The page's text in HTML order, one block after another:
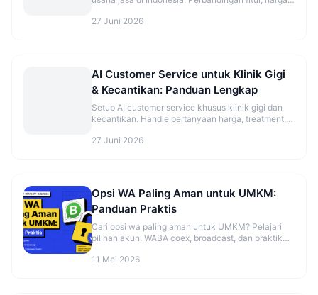
27 Juni 2026
AI Customer Service untuk Klinik Gigi
& Kecantikan: Panduan Lengkap
Setup AI customer service khusus klinik gigi dan
kecantikan. Handle pertanyaan harga, treatment,
27 Juni 2026
Opsi WA Paling Aman untuk UMKM:
Panduan Praktis
Cari opsi wa paling aman untuk UMKM? Pelajari
pilihan akun, WABA coex, broadcast, dan praktik
11 Mei 2026